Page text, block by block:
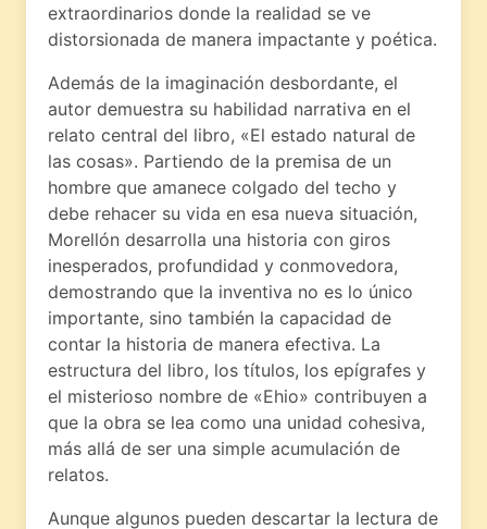
extraordinarios donde la realidad se ve
distorsionada de manera impactante y poética.
Además de la imaginación desbordante, el
autor demuestra su habilidad narrativa en el
relato central del libro, «El estado natural de
las cosas». Partiendo de la premisa de un
hombre que amanece colgado del techo y
debe rehacer su vida en esa nueva situación,
Morellón desarrolla una historia con giros
inesperados, profundidad y conmovedora,
demostrando que la inventiva no es lo único
importante, sino también la capacidad de
contar la historia de manera efectiva. La
estructura del libro, los títulos, los epígrafes y
el misterioso nombre de «Ehio» contribuyen a
que la obra se lea como una unidad cohesiva,
más allá de ser una simple acumulación de
relatos.
Aunque algunos pueden descartar la lectura de